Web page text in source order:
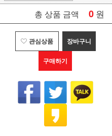
총 상품 금액 0 원
관심상품 장바구니
구매하기